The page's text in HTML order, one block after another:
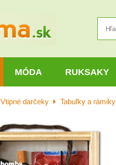
MÓDA RUKSAKY
Vtipné darčeky Tabuľky a rámiky